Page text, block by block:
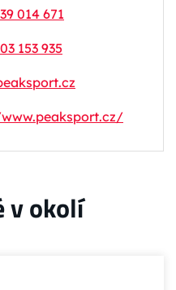
014 671
153 935
v okolí